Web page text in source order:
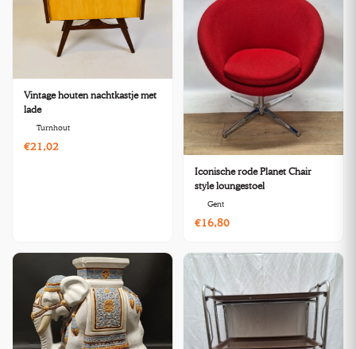
Vintage houten nachtkastje met
lade
Turnhout
€21,02
Iconische rode Planet Chair
style loungestoel
Gent
€16,80